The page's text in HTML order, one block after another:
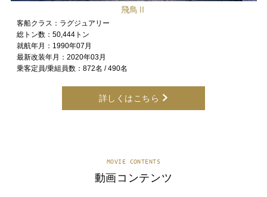
飛鳥Ⅱ
客船クラス： ラグジュアリー
総トン数： 50,444トン
就航年月： 1990年07月
最新改装年月： 2020年03月
乗客定員/乗組員数： 872名 / 490名
詳しくはこちら
MOVIE CONTENTS
動画コンテンツ